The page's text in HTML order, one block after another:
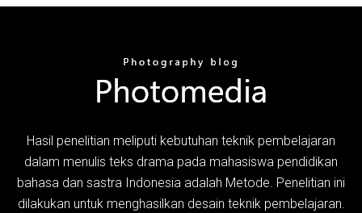
Hasil penelitian meliputi kebutuhan teknik pembelajaran
dalam menulis teks drama pada mahasiswa pendidikan
bahasa dan sastra Indonesia adalah Metode. Penelitian ini
dilakukan untuk menghasilkan desain teknik pembelajaran.